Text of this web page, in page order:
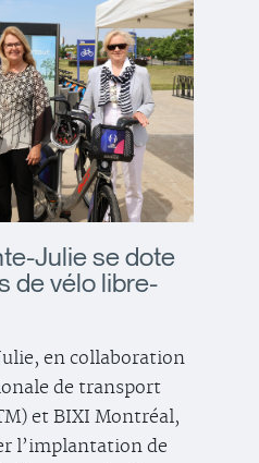
Julie se dote
de vélo libre-
en collaboration
de transport
et BIXI Montréal,
l’implantation de